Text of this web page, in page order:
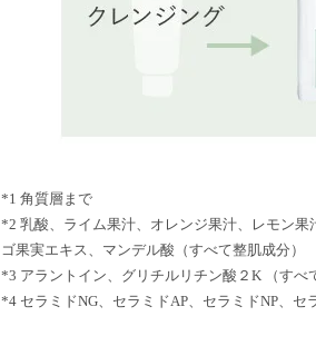
*1 角質層まで
*2 乳酸、ライム果汁、オレンジ果汁、レモン
ゴ果実エキス、マンデル酸（すべて整肌成分）
*3 アラントイン、グリチルリチン酸２K （すべ
*4 セラミドNG、セラミドAP、セラミドNP、セ